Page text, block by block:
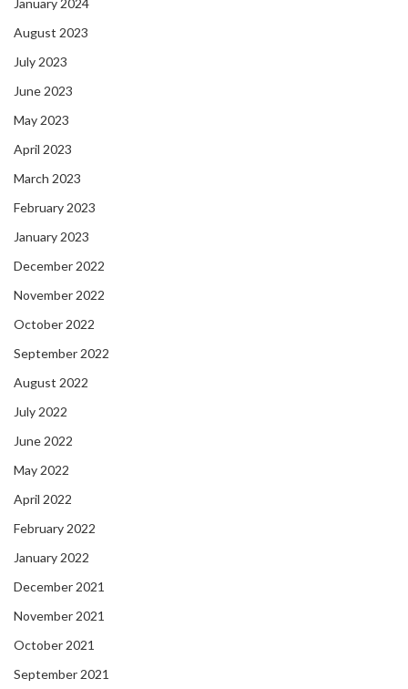
January 2024
August 2023
July 2023
June 2023
May 2023
April 2023
March 2023
February 2023
January 2023
December 2022
November 2022
October 2022
September 2022
August 2022
July 2022
June 2022
May 2022
April 2022
February 2022
January 2022
December 2021
November 2021
October 2021
September 2021